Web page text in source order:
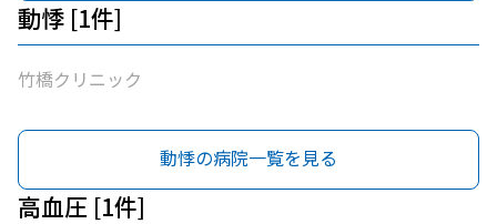
動悸 [1件]
竹橋クリニック
動悸の病院一覧を見る
高血圧 [1件]